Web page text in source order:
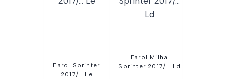
Farol Sprinter
2017/… Le
Farol Milha
Sprinter 2017/… Ld